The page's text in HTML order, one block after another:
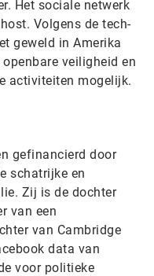
Het sociale netwerk
Volgens de tech-
geweld in Amerika
veiligheid en
activiteiten mogelijk.
gefinancierd door
schatrijke en
Zij is de dochter
van een
van Cambridge
data van
voor politieke